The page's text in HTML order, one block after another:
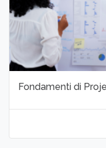
Fondamenti di